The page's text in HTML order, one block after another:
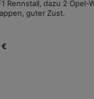
Rennstall, dazu 2 Opel-
guter Zust.
€